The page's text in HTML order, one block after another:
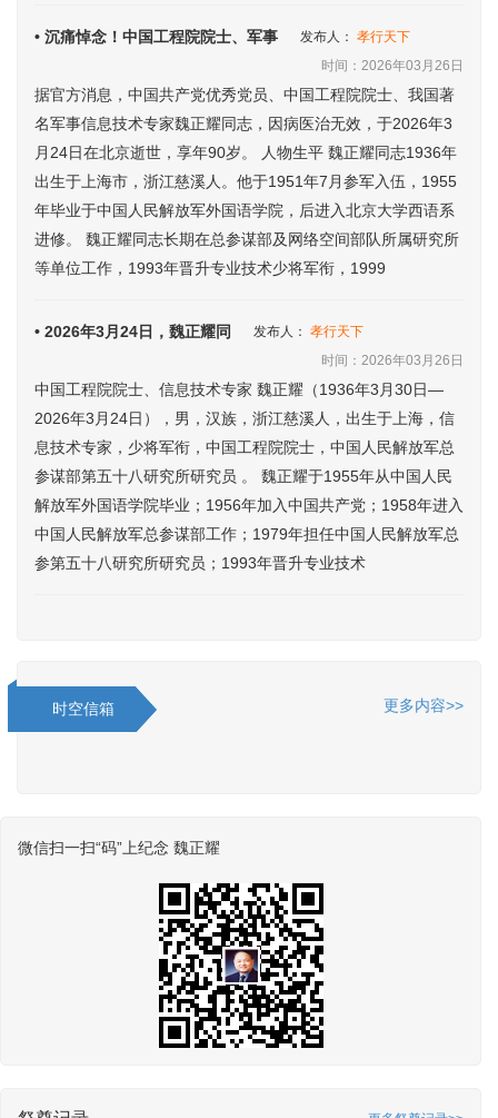
• 沉痛悼念！中国工程院院士、军事 发布人： 孝行天下
时间：2026年03月26日
据官方消息，中国共产党优秀党员、中国工程院院士、我国著
名军事信息技术专家魏正耀同志，因病医治无效，于2026年3
月24日在北京逝世，享年90岁。 人物生平 魏正耀同志1936年
出生于上海市，浙江慈溪人。他于1951年7月参军入伍，1955
年毕业于中国人民解放军外国语学院，后进入北京大学西语系
进修。 魏正耀同志长期在总参谋部及网络空间部队所属研究所
等单位工作，1993年晋升专业技术少将军衔，1999
• 2026年3月24日，魏正耀同 发布人： 孝行天下
时间：2026年03月26日
中国工程院院士、信息技术专家 魏正耀（1936年3月30日—
2026年3月24日），男，汉族，浙江慈溪人，出生于上海，信
息技术专家，少将军衔，中国工程院院士，中国人民解放军总
参谋部第五十八研究所研究员 。 魏正耀于1955年从中国人民
解放军外国语学院毕业；1956年加入中国共产党；1958年进入
中国人民解放军总参谋部工作；1979年担任中国人民解放军总
参第五十八研究所研究员；1993年晋升专业技术
时空信箱 更多内容>>
微信扫一扫“码”上纪念 魏正耀